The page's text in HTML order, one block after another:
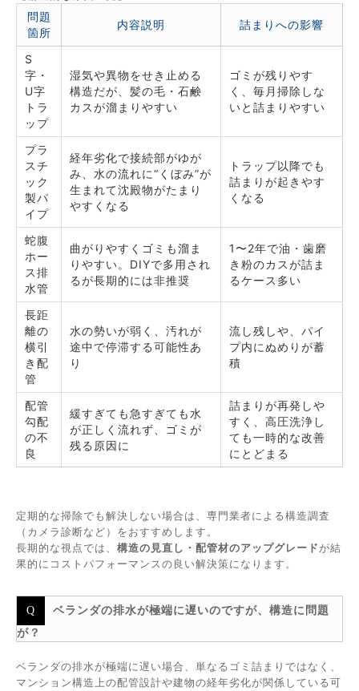
問題
箇所
内容説明 詰まりへの影響
S
字・
U字
トラ
ップ
湿気や異物をせき止める
構造だが、髪の毛・石鹸
カスが溜まりやすい
ゴミが残りやす
く、毎月掃除しな
いと詰まりやすい
プラ
スチ
ック
製パ
イプ
経年劣化で接続部がゆが
み、水の流れに“くぼみ”が
生まれて沈殿物がたまり
やすくなる
トラップ以降でも
詰まりが起きやす
くなる
蛇腹
ホー
ス排
水管
曲がりやすくゴミも溜ま
りやすい。DIYで多用され
るが長期的には非推奨
1〜2年で油・歯磨
き粉のカスが詰ま
るケース多い
長距
離の
横引
き配
管
水の勢いが弱く、汚れが
途中で停滞する可能性あ
り
流し残しや、パイ
プ内にぬめりが蓄
積
配管
勾配
の不
良
緩すぎても急すぎても水
が正しく流れず、ゴミが
残る原因に
詰まりが再発しや
すく、高圧洗浄し
ても一時的な改善
にとどまる
定期的な掃除でも解決しない場合は、専門業者による構造調査
（カメラ診断など）をおすすめします。
長期的な視点では、 構造の見直し・配管材のアップグレードが結
果的にコストパフォーマンスの良い解決策になります。
ベランダの排水が極端に遅いのですが、構造に問題
が？
ベランダの排水が極端に遅い場合、単なるゴミ詰まりではなく、
マンション構造上の配管設計や建物の経年劣化が関係している可